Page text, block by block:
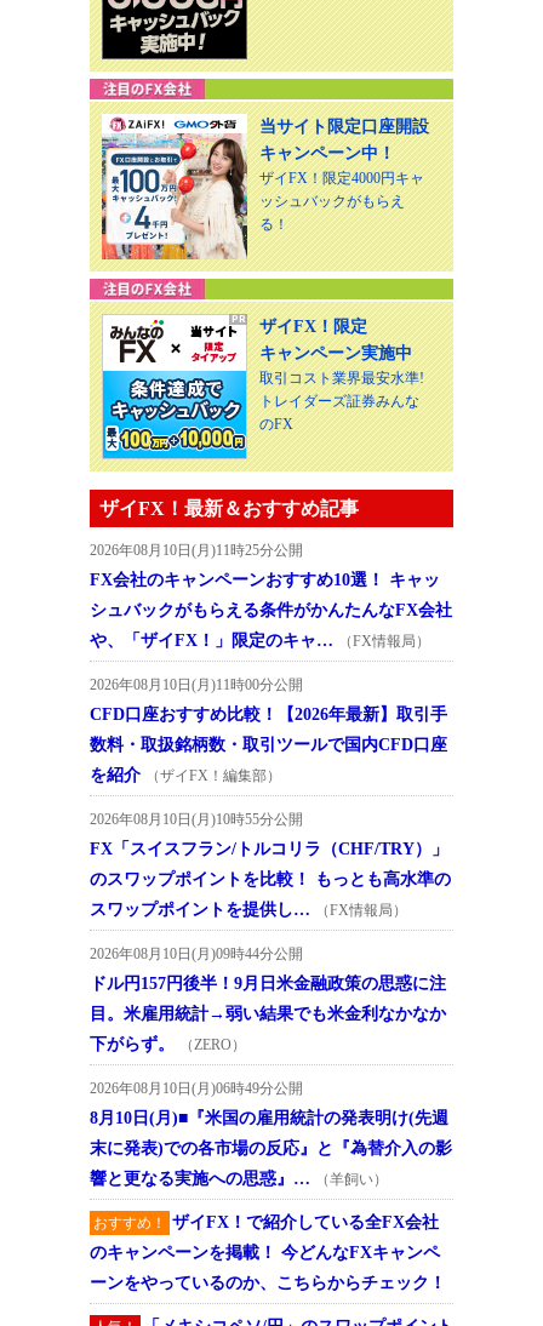
当サイト限定口座開設
キャンペーン中！
ザイFX！限定4000円キャ
ッシュバックがもらえ
る！
ザイFX！限定
キャンペーン実施中
取引コスト業界最安水準!
トレイダーズ証券みんな
のFX
ザイFX！最新＆おすすめ記事
2026年08月10日(月)11時25分公開
FX会社のキャンペーンおすすめ10選！ キャッ
シュバックがもらえる条件がかんたんなFX会社
や、「ザイFX！」限定のキャ…
（FX情報局）
2026年08月10日(月)11時00分公開
CFD口座おすすめ比較！【2026年最新】取引手
数料・取扱銘柄数・取引ツールで国内CFD口座
を紹介
（ザイFX！編集部）
2026年08月10日(月)10時55分公開
FX「スイスフラン/トルコリラ（CHF/TRY）」
のスワップポイントを比較！ もっとも高水準の
スワップポイントを提供し…
（FX情報局）
2026年08月10日(月)09時44分公開
ドル円157円後半！9月日米金融政策の思惑に注
目。米雇用統計→弱い結果でも米金利なかなか
下がらず。
（ZERO）
2026年08月10日(月)06時49分公開
8月10日(月)■『米国の雇用統計の発表明け(先週
末に発表)での各市場の反応』と『為替介入の影
響と更なる実施への思惑』…
（羊飼い）
おすすめ！
ザイFX！で紹介している全FX会社
のキャンペーンを掲載！ 今どんなFXキャンペ
ーンをやっているのか、こちらからチェック！